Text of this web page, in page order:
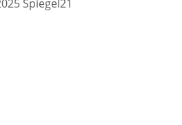
Spiegel21